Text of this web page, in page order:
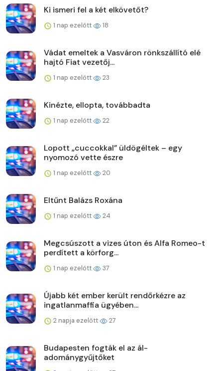
Ki ismeri fel a két elkövetőt?
1 nap ezelőtt 18
Vádat emeltek a Vasváron rönkszállító elé
hajtó Fiat vezetőj...
1 nap ezelőtt 23
Kinézte, ellopta, továbbadta
1 nap ezelőtt 22
Lopott „cuccokkal” üldögéltek – egy
nyomozó vette észre
1 nap ezelőtt 20
Eltűnt Balázs Roxána
1 nap ezelőtt 24
Megcsúszott a vizes úton és Alfa Romeo-t
perdített a körforg...
1 nap ezelőtt 37
Újabb két ember került rendőrkézre az
ingatlanmaffia ügyében...
2 napja ezelőtt 27
Budapesten fogták el az ál-
adománygyűjtőket